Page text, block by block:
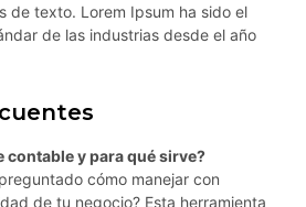
de texto. Lorem Ipsum ha sido el
de las industrias desde el año
contable y para qué sirve?
cómo manejar con
de tu negocio? Esta herramienta